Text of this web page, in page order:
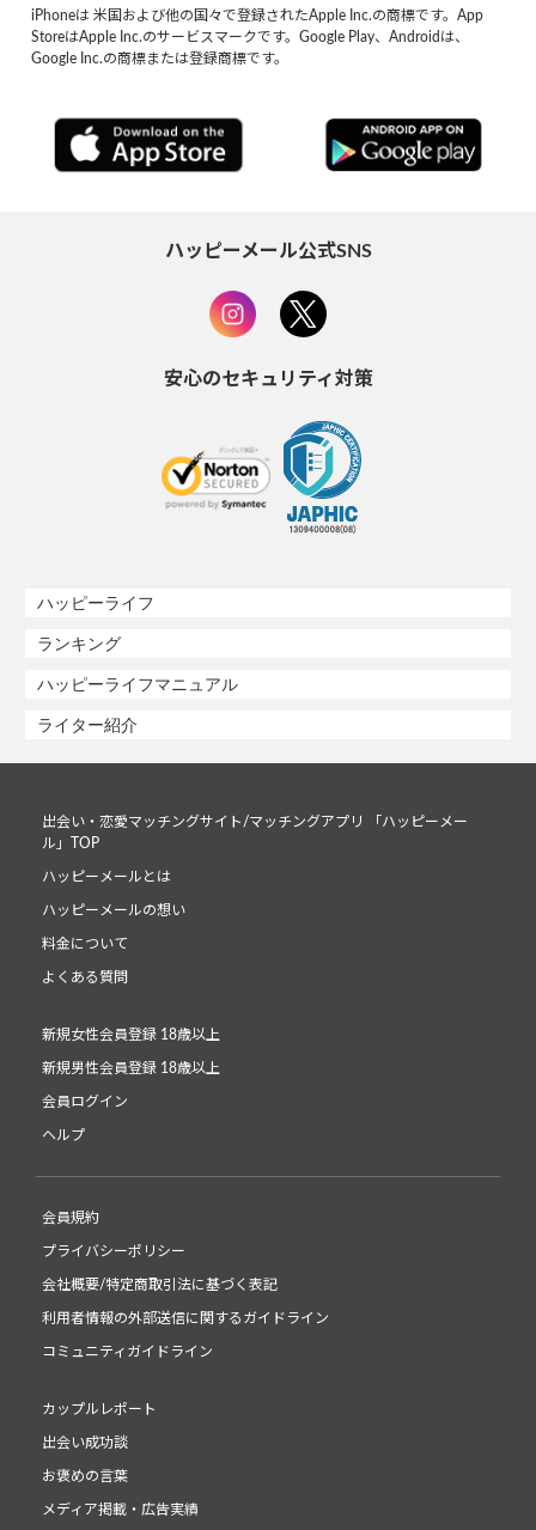
iPhoneは 米国および他の国々で登録されたApple Inc.の商標です。App
StoreはApple Inc.のサービスマークです。Google Play、Androidは、
Google Inc.の商標または登録商標です。
ハッピーメール公式SNS
安心のセキュリティ対策
ハッピーライフ
ランキング
ハッピーライフマニュアル
ライター紹介
出会い・恋愛マッチングサイト/マッチングアプリ 「ハッピーメー
ル」TOP
ハッピーメールとは
ハッピーメールの想い
料金について
よくある質問
新規女性会員登録 18歳以上
新規男性会員登録 18歳以上
会員ログイン
ヘルプ
会員規約
プライバシーポリシー
会社概要/特定商取引法に基づく表記
利用者情報の外部送信に関するガイドライン
コミュニティガイドライン
カップルレポート
出会い成功談
お褒めの言葉
メディア掲載・広告実績